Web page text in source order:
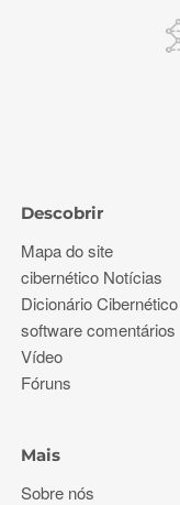
Descobrir
Mapa do site
cibernético Notícias
Dicionário Cibernético
software comentários
Vídeo
Fóruns
Mais
Sobre nós